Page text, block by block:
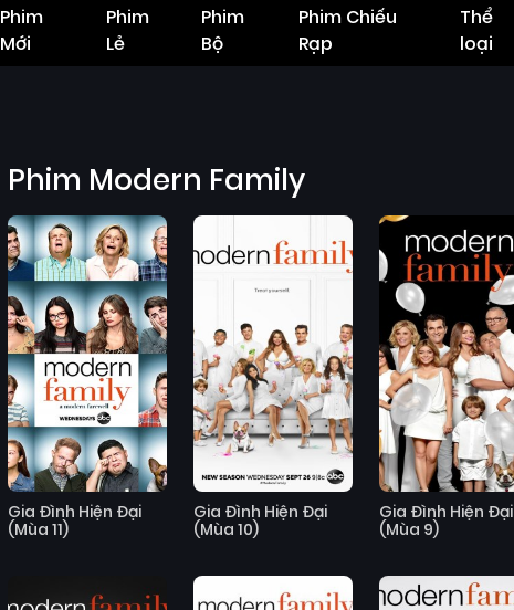
Phim
Mới
Phim
Lẻ
Phim
Bộ
Phim Chiếu
Rạp
Thể
loại
Phim Modern Family
Gia Đình Hiện Đại
(Mùa 11)
Gia Đình Hiện Đại
(Mùa 10)
Gia Đình Hiện Đại
(Mùa 9)